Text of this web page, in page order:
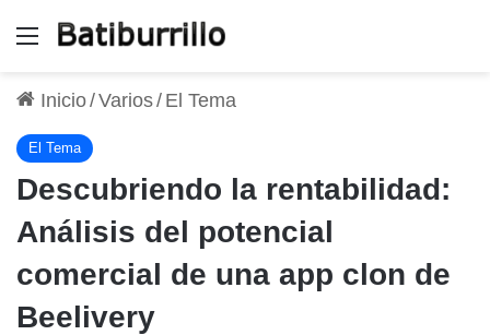
Menú
Inicio/Varios/ El Tema
El Tema
Descubriendo la rentabilidad:
Análisis del potencial
comercial de una app clon de
Beelivery